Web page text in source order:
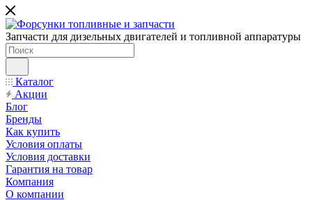
Запчасти для дизельных двигателей и топливной аппаратуры
Каталог
Акции
Блог
Бренды
Как купить
Условия оплаты
Условия доставки
Гарантия на товар
Компания
О компании